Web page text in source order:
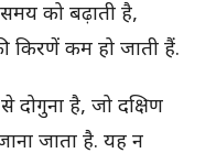
को बढ़ाती है,
किरणें कम हो जाती हैं.
दोगुना है, जो दक्षिण
जाता है. यह न